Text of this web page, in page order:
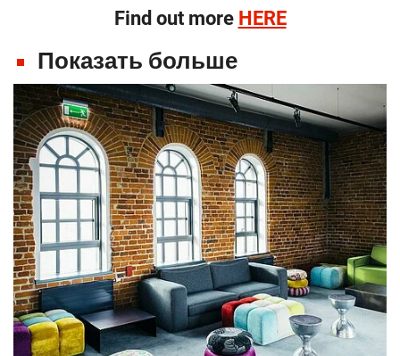
Find out more HERE
Показать больше